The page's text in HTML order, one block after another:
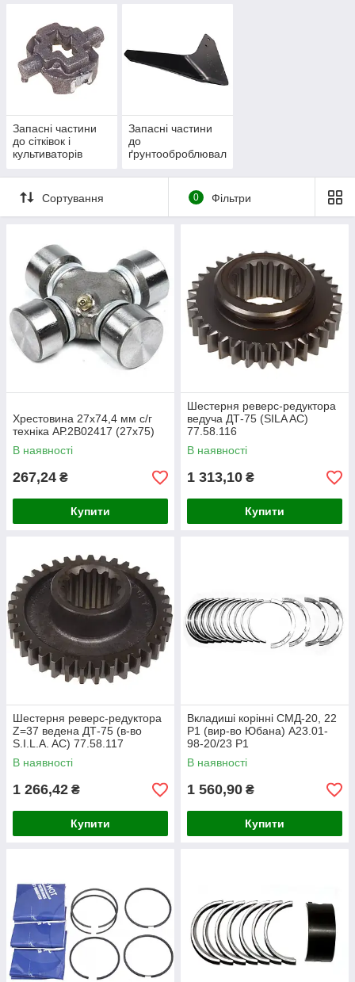
Запасні частини
до сітківок і
культиваторів
Запасні частини
до
ґрунтооброблювал
Сортування 0 Фільтри
Хрестовина 27х74,4 мм с/г
техніка АР.2B02417 (27х75)
В наявності
267,24 ₴
Купити
Шестерня реверс-редуктора
ведуча ДТ-75 (SILA AC)
77.58.116
В наявності
1 313,10 ₴
Купити
Шестерня реверс-редуктора
Z=37 ведена ДТ-75 (в-во
S.I.L.A. AC) 77.58.117
В наявності
1 266,42 ₴
Купити
Вкладиші корінні СМД-20, 22
Р1 (вир-во Юбана) А23.01-
98-20/23 Р1
В наявності
1 560,90 ₴
Купити